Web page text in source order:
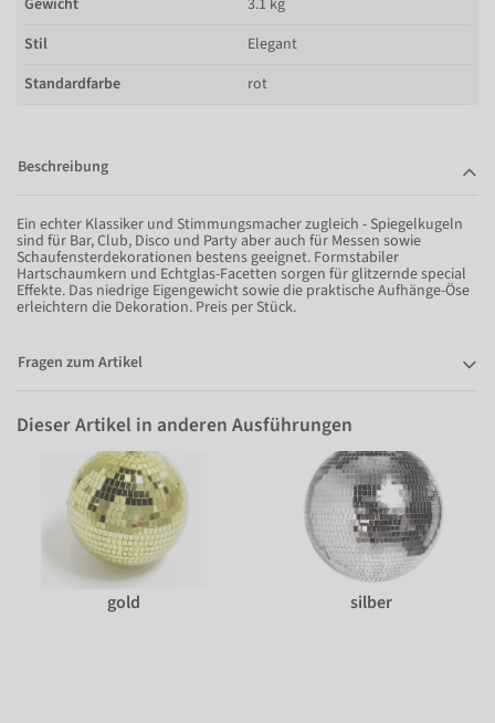
Stil
Elegant
Standardfarbe
rot
Beschreibung
Ein echter Klassiker und Stimmungsmacher zugleich - Spiegelkugeln
sind für Bar, Club, Disco und Party aber auch für Messen sowie
Schaufensterdekorationen bestens geeignet. Formstabiler
Hartschaumkern und Echtglas-Facetten sorgen für glitzernde special
Effekte. Das niedrige Eigengewicht sowie die praktische Aufhänge-Öse
erleichtern die Dekoration. Preis per Stück.
Fragen zum Artikel
Dieser Artikel in anderen Ausführungen
gold silber